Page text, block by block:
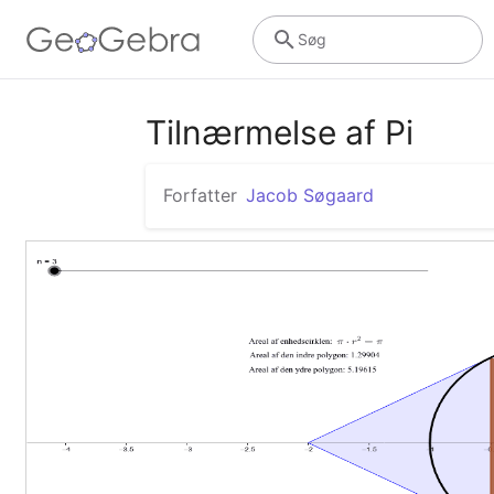
Søg
Tilnærmelse af Pi
Forfatter Jacob Søgaard